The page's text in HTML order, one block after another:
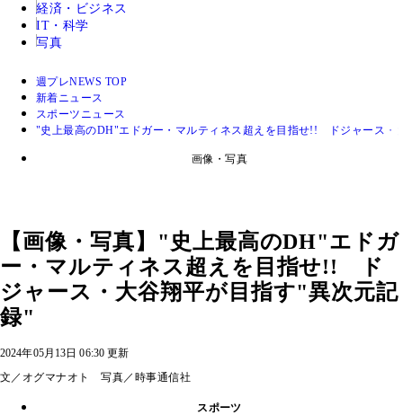
経済・ビジネス
IT・科学
写真
週プレNEWS TOP
新着ニュース
スポーツニュース
"史上最高のDH"エドガー・マルティネス超えを目指せ!! ドジャース・
画像・写真
【画像・写真】"史上最高のDH"エドガ
ー・マルティネス超えを目指せ!! ド
ジャース・大谷翔平が目指す"異次元記
録"
2024年05月13日 06:30 更新
文／オグマナオト 写真／時事通信社
スポーツ